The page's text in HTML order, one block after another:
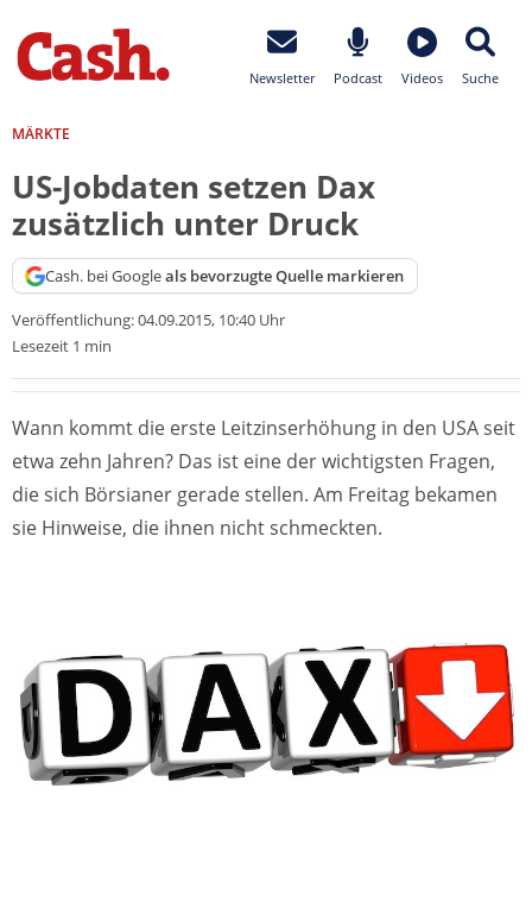
Newsletter Podcast Videos Suche
MÄRKTE
US-Jobdaten setzen Dax
zusätzlich unter Druck
Cash. bei Googleals bevorzugte Quelle markieren
Veröffentlichung:04.09.2015, 10:40 Uhr
Lesezeit 1 min
Wann kommt die erste Leitzinserhöhung in den USA seit
etwa zehn Jahren? Das ist eine der wichtigsten Fragen,
die sich Börsianer gerade stellen. Am Freitag bekamen
sie Hinweise, die ihnen nicht schmeckten.